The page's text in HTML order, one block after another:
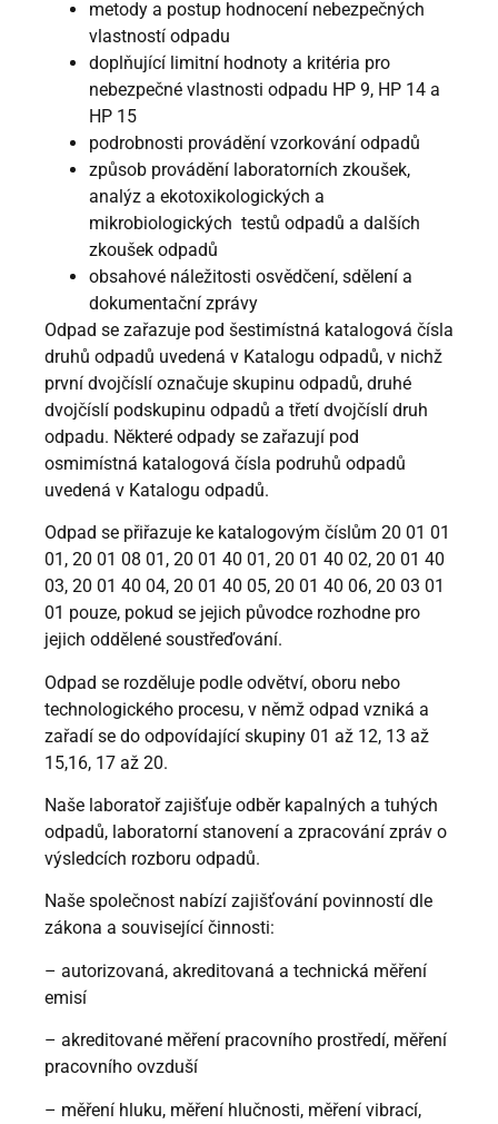
metody a postup hodnocení nebezpečných
vlastností odpadu
doplňující limitní hodnoty a kritéria pro
nebezpečné vlastnosti odpadu HP 9, HP 14 a
HP 15
podrobnosti provádění vzorkování odpadů
způsob provádění laboratorních zkoušek,
analýz a ekotoxikologických a
mikrobiologických testů odpadů a dalších
zkoušek odpadů
obsahové náležitosti osvědčení, sdělení a
dokumentační zprávy
Odpad se zařazuje pod šestimístná katalogová čísla
druhů odpadů uvedená v Katalogu odpadů, v nichž
první dvojčíslí označuje skupinu odpadů, druhé
dvojčíslí podskupinu odpadů a třetí dvojčíslí druh
odpadu. Některé odpady se zařazují pod
osmimístná katalogová čísla podruhů odpadů
uvedená v Katalogu odpadů.
Odpad se přiřazuje ke katalogovým číslům 20 01 01
01, 20 01 08 01, 20 01 40 01, 20 01 40 02, 20 01 40
03, 20 01 40 04, 20 01 40 05, 20 01 40 06, 20 03 01
01 pouze, pokud se jejich původce rozhodne pro
jejich oddělené soustřeďování.
Odpad se rozděluje podle odvětví, oboru nebo
technologického procesu, v němž odpad vzniká a
zařadí se do odpovídající skupiny 01 až 12, 13 až
15,16, 17 až 20.
Naše laboratoř zajišťuje odběr kapalných a tuhých
odpadů, laboratorní stanovení a zpracování zpráv o
výsledcích rozboru odpadů.
Naše společnost nabízí zajišťování povinností dle
zákona a související činnosti:
– autorizovaná, akreditovaná a technická měření
emisí
– akreditované měření pracovního prostředí, měření
pracovního ovzduší
– měření hluku, měření hlučnosti, měření vibrací,